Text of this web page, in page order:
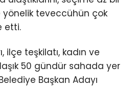
yönelik teveccühün çok
etti.
ilçe teşkilatı, kadın ve
50 gündür sahada yer
Başkan Adayı